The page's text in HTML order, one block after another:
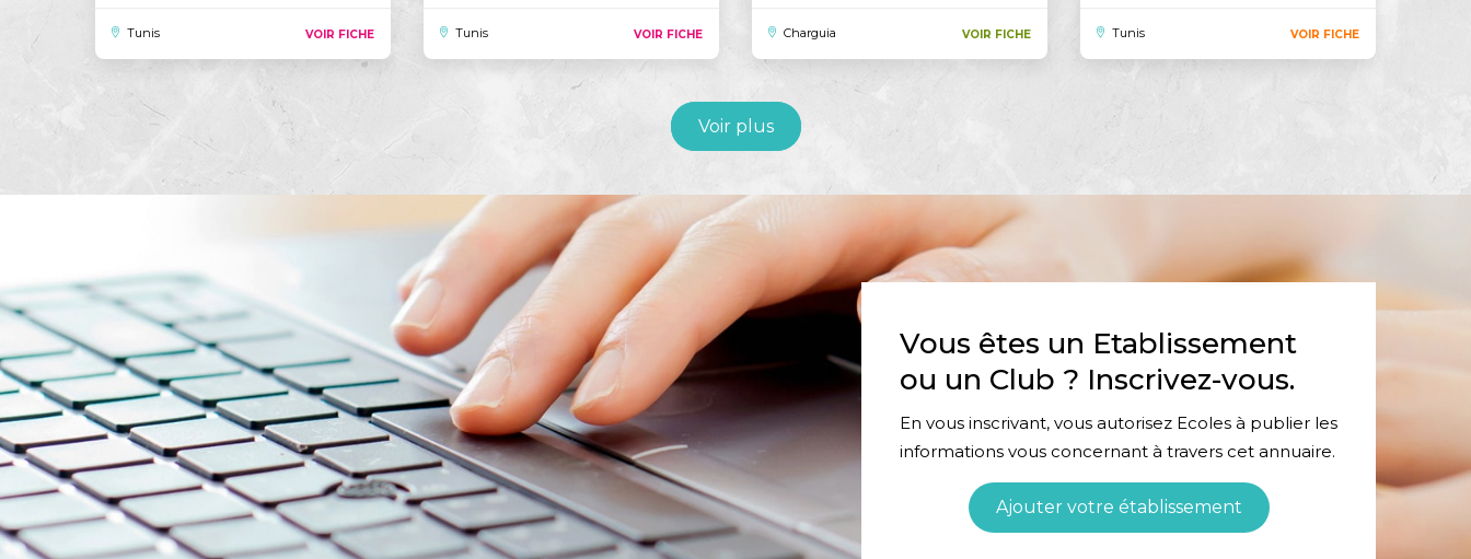
Tunis VOIR FICHE Tunis VOIR FICHE Charguia VOIR FICHE Tunis VOIR FICHE
Voir plus
Vous êtes un Etablissement
ou un Club ? Inscrivez-vous.
En vous inscrivant, vous autorisez Ecoles à publier les
informations vous concernant à travers cet annuaire.
Ajouter votre établissement